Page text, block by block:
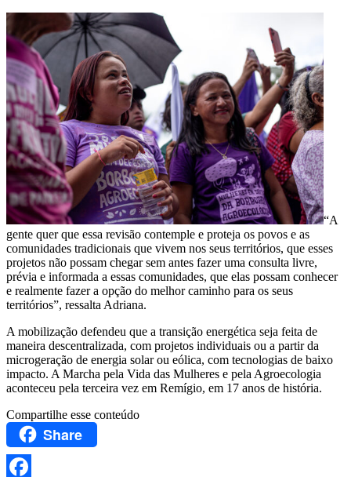
“A
gente quer que essa revisão contemple e proteja os povos e as
comunidades tradicionais que vivem nos seus territórios, que esses
projetos não possam chegar sem antes fazer uma consulta livre,
prévia e informada a essas comunidades, que elas possam conhecer
e realmente fazer a opção do melhor caminho para os seus
territórios”, ressalta Adriana.
A mobilização defendeu que a transição energética seja feita de
maneira descentralizada, com projetos individuais ou a partir da
microgeração de energia solar ou eólica, com tecnologias de baixo
impacto. A Marcha pela Vida das Mulheres e pela Agroecologia
aconteceu pela terceira vez em Remígio, em 17 anos de história.
Compartilhe esse conteúdo
Share